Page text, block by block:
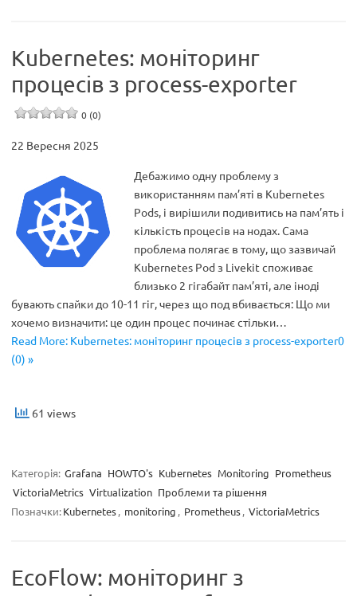
Kubernetes: моніторинг
процесів з process-exporter
0 (0)
22 Вересня 2025
Дебажимо одну проблему з
використанням пам’яті в Kubernetes
Pods, і вирішили подивитись на пам’ять і
кількість процесів на нодах. Сама
проблема полягає в тому, що зазвичай
Kubernetes Pod з Livekit споживає
близько 2 гігабайт пам’яті, але іноді
бувають спайки до 10-11 гіг, через що под вбивається: Що ми
хочемо визначити: це один процес починає стільки…
Read More: Kubernetes: моніторинг процесів з process-exporter0
(0) »
61 views
Категорія: Grafana HOWTO's Kubernetes Monitoring Prometheus
VictoriaMetrics Virtualization Проблеми та рішення
Позначки:Kubernetes, monitoring , Prometheus, VictoriaMetrics
EcoFlow: моніторинг з